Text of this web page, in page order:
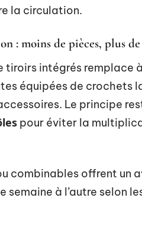
la circulation.
: moins de pièces, plus
intégrés remplace
équipées de crochets
Le principe
pour éviter la
combinables offrent un
semaine à l’autre selon